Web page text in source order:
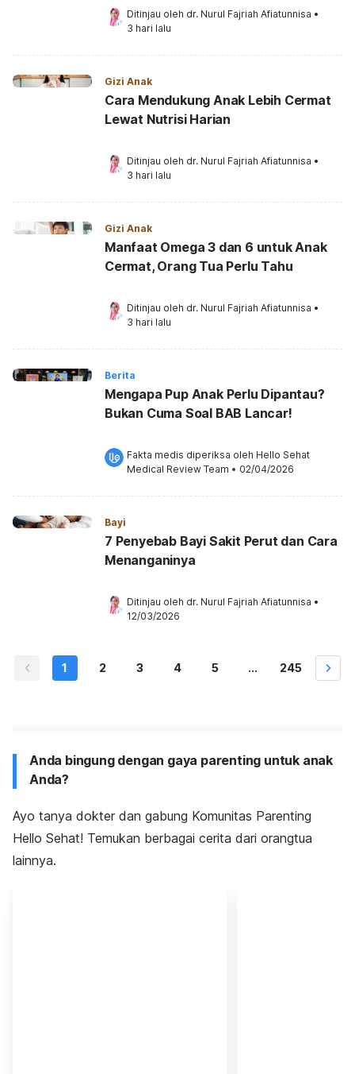
Ditinjau oleh dr. Nurul Fajriah Afiatunnisa •
3 hari lalu
Gizi Anak
Cara Mendukung Anak Lebih Cermat
Lewat Nutrisi Harian
Ditinjau oleh dr. Nurul Fajriah Afiatunnisa •
3 hari lalu
Gizi Anak
Manfaat Omega 3 dan 6 untuk Anak
Cermat, Orang Tua Perlu Tahu
Ditinjau oleh dr. Nurul Fajriah Afiatunnisa •
3 hari lalu
Berita
Mengapa Pup Anak Perlu Dipantau?
Bukan Cuma Soal BAB Lancar!
Fakta medis diperiksa oleh Hello Sehat
Medical Review Team • 02/04/2026
Bayi
7 Penyebab Bayi Sakit Perut dan Cara
Menanganinya
Ditinjau oleh dr. Nurul Fajriah Afiatunnisa •
12/03/2026
1 2 3 4 5 ... 245
Anda bingung dengan gaya parenting untuk anak
Anda?
Ayo tanya dokter dan gabung Komunitas Parenting
Hello Sehat! Temukan berbagai cerita dari orangtua
lainnya.